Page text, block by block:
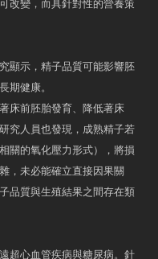
改變，而具針對性的營養策
顯示，精子品質可能影響胚
期健康。
床前胚胎發育、降低著床
究人員也發現，成熟精子若
關的氧化壓力形式），將損
，未必能確立直接因果關
品質與生殖結果之間存在類
超心血管疾病與糖尿病。針